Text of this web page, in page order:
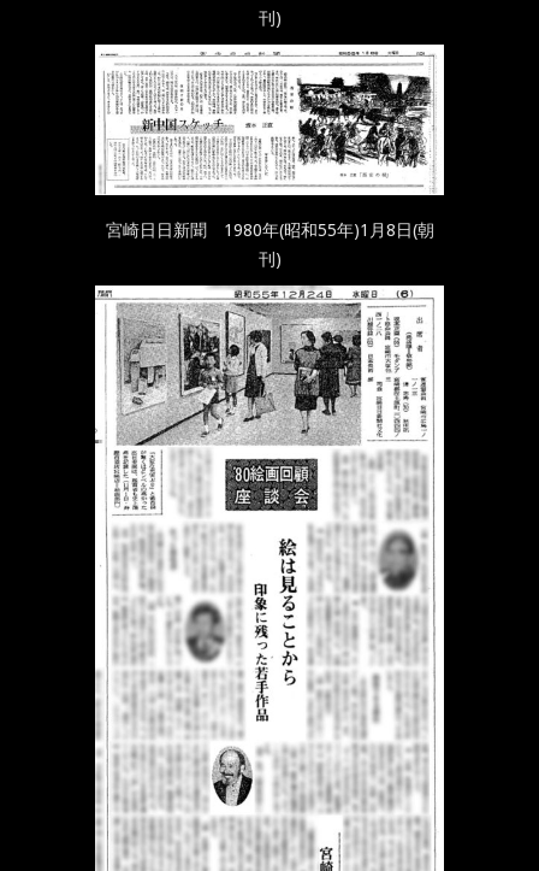
刊)
宮崎日日新聞 1980年(昭和55年)1月8日(朝
刊)